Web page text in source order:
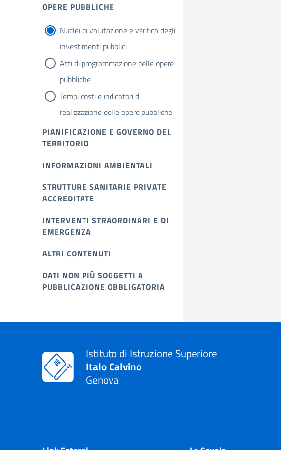
OPERE PUBBLICHE
Nuclei di valutazione e verifica degli
investimenti pubblici
Atti di programmazione delle opere
pubbliche
Tempi costi e indicatori di
realizzazione delle opere pubbliche
PIANIFICAZIONE E GOVERNO DEL
TERRITORIO
INFORMAZIONI AMBIENTALI
STRUTTURE SANITARIE PRIVATE
ACCREDITATE
INTERVENTI STRAORDINARI E DI
EMERGENZA
ALTRI CONTENUTI
DATI NON PIÙ SOGGETTI A
PUBBLICAZIONE OBBLIGATORIA
Istituto di Istruzione Superiore
Italo Calvino
Genova